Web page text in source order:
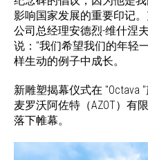
影响国家发展的重要印记
公司总经理安德烈-维什涅夫
说："我们希望我们的年轻
样生动的例子中成长。
新雕塑揭幕仪式在 "Octava
麦罗沃阿佐特（AZOT）有
落下帷幕。